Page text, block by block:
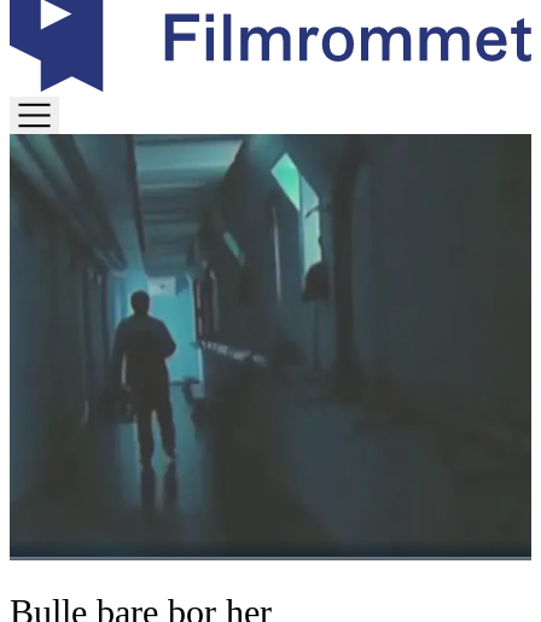
TOGGLE
MENU
Bulle bare bor her